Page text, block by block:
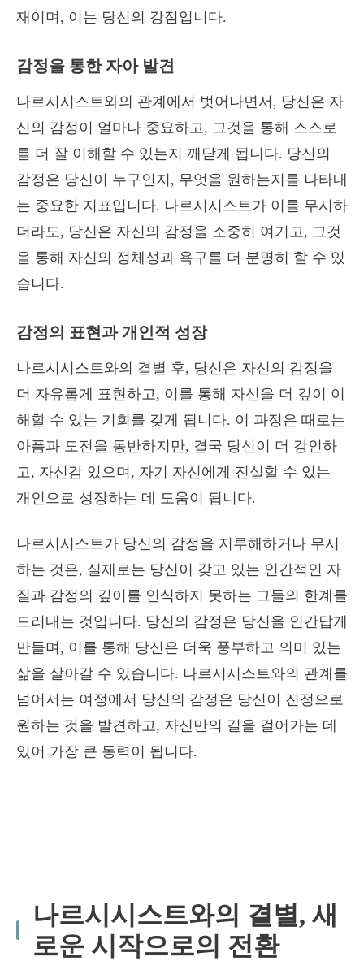
재이며, 이는 당신의 강점입니다.
감정을 통한 자아 발견
나르시시스트와의 관계에서 벗어나면서, 당신은 자
신의 감정이 얼마나 중요하고, 그것을 통해 스스로
를 더 잘 이해할 수 있는지 깨닫게 됩니다. 당신의
감정은 당신이 누구인지, 무엇을 원하는지를 나타내
는 중요한 지표입니다. 나르시시스트가 이를 무시하
더라도, 당신은 자신의 감정을 소중히 여기고, 그것
을 통해 자신의 정체성과 욕구를 더 분명히 할 수 있
습니다.
감정의 표현과 개인적 성장
나르시시스트와의 결별 후, 당신은 자신의 감정을
더 자유롭게 표현하고, 이를 통해 자신을 더 깊이 이
해할 수 있는 기회를 갖게 됩니다. 이 과정은 때로는
아픔과 도전을 동반하지만, 결국 당신이 더 강인하
고, 자신감 있으며, 자기 자신에게 진실할 수 있는
개인으로 성장하는 데 도움이 됩니다.
나르시시스트가 당신의 감정을 지루해하거나 무시
하는 것은, 실제로는 당신이 갖고 있는 인간적인 자
질과 감정의 깊이를 인식하지 못하는 그들의 한계를
드러내는 것입니다. 당신의 감정은 당신을 인간답게
만들며, 이를 통해 당신은 더욱 풍부하고 의미 있는
삶을 살아갈 수 있습니다. 나르시시스트와의 관계를
넘어서는 여정에서 당신의 감정은 당신이 진정으로
원하는 것을 발견하고, 자신만의 길을 걸어가는 데
있어 가장 큰 동력이 됩니다.
나르시시스트와의 결별, 새
로운 시작으로의 전환